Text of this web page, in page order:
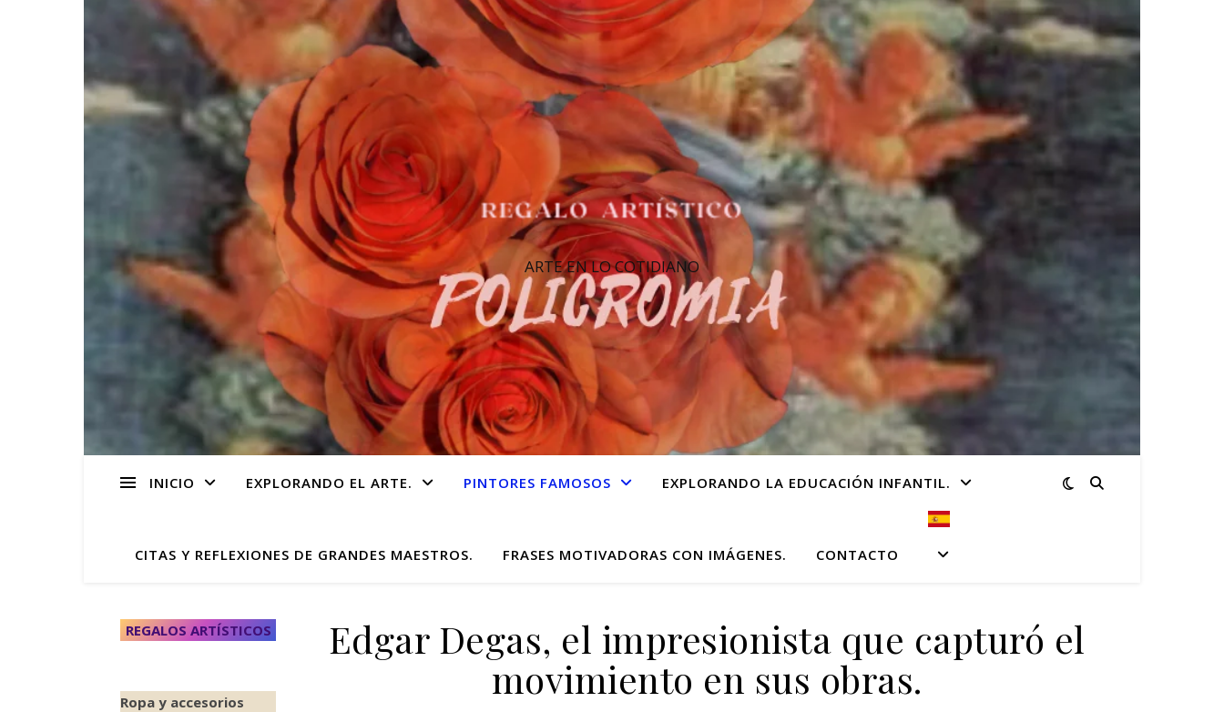
ARTE EN LO COTIDIANO
INICIO EXPLORANDO EL ARTE. PINTORES FAMOSOS EXPLORANDO LA EDUCACIÓN INFANTIL.
CITAS Y REFLEXIONES DE GRANDES MAESTROS. FRASES MOTIVADORAS CON IMÁGENES. CONTACTO
REGALOS ARTÍSTICOS
Ropa y accesorios
Edgar Degas, el impresionista que capturó el
movimiento en sus obras.